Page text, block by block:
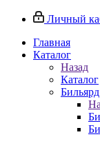
Личный
Главная
Каталог
Назад
Каталог
Бильярд